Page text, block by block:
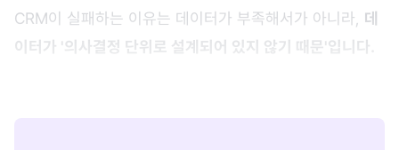
CRM이 실패하는 이유는 데이터가 부족해서가 아니라, 데
이터가 '의사결정 단위로 설계되어 있지 않기 때문'입니다.